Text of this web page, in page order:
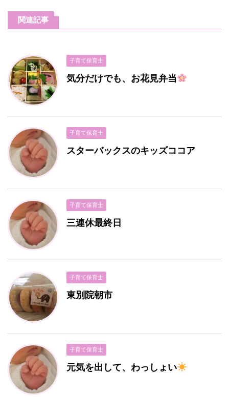
関連記事
子育て保育士
気分だけでも、お花見弁当
子育て保育士
スターバックスのキッズココア
子育て保育士
三連休最終日
子育て保育士
東別院朝市
子育て保育士
元気を出して、わっしょい